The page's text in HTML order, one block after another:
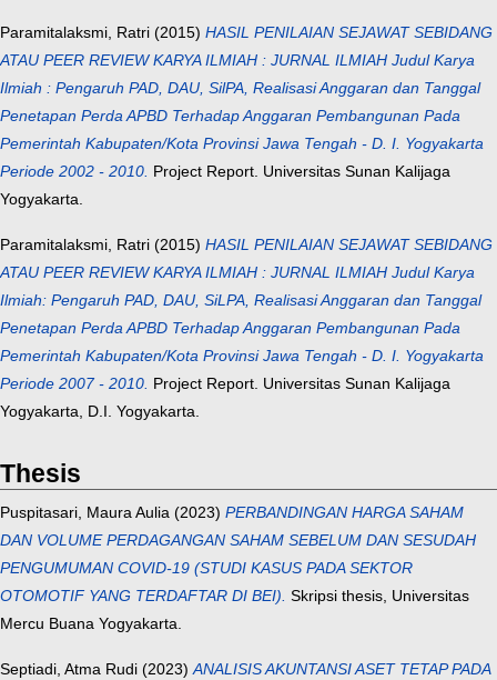
Paramitalaksmi, Ratri (2015) HASIL PENILAIAN SEJAWAT SEBIDANG
ATAU PEER REVIEW KARYA ILMIAH : JURNAL ILMIAH Judul Karya
Ilmiah : Pengaruh PAD, DAU, SilPA, Realisasi Anggaran dan Tanggal
Penetapan Perda APBD Terhadap Anggaran Pembangunan Pada
Pemerintah Kabupaten/Kota Provinsi Jawa Tengah - D. I. Yogyakarta
Periode 2002 - 2010. Project Report. Universitas Sunan Kalijaga
Yogyakarta.
Paramitalaksmi, Ratri (2015) HASIL PENILAIAN SEJAWAT SEBIDANG
ATAU PEER REVIEW KARYA ILMIAH : JURNAL ILMIAH Judul Karya
Ilmiah: Pengaruh PAD, DAU, SiLPA, Realisasi Anggaran dan Tanggal
Penetapan Perda APBD Terhadap Anggaran Pembangunan Pada
Pemerintah Kabupaten/Kota Provinsi Jawa Tengah - D. I. Yogyakarta
Periode 2007 - 2010. Project Report. Universitas Sunan Kalijaga
Yogyakarta, D.I. Yogyakarta.
Thesis
Puspitasari, Maura Aulia (2023) PERBANDINGAN HARGA SAHAM
DAN VOLUME PERDAGANGAN SAHAM SEBELUM DAN SESUDAH
PENGUMUMAN COVID-19 (STUDI KASUS PADA SEKTOR
OTOMOTIF YANG TERDAFTAR DI BEI). Skripsi thesis, Universitas
Mercu Buana Yogyakarta.
Septiadi, Atma Rudi (2023)ANALISIS AKUNTANSI ASET TETAP PADA